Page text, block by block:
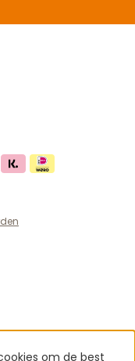
om de best